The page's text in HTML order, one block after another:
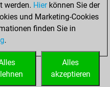
2021
werden. Hierkönnen Sie der
und Marketing-Cookies
finden Sie in
.
Alles
akzeptieren